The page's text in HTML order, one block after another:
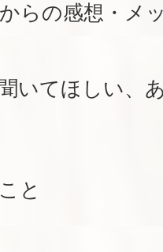
らの感想・メ
てほしい、
と